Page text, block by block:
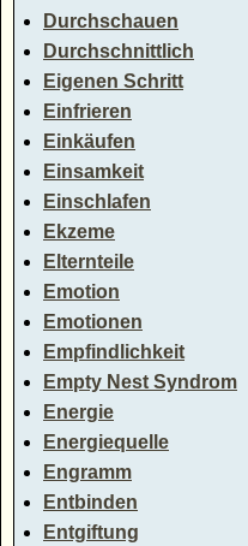
Durchschauen
Durchschnittlich
Eigenen Schritt
Einfrieren
Einkäufen
Einsamkeit
Einschlafen
Ekzeme
Elternteile
Emotion
Emotionen
Empfindlichkeit
Empty Nest Syndrom
Energie
Energiequelle
Engramm
Entbinden
Entgiftung